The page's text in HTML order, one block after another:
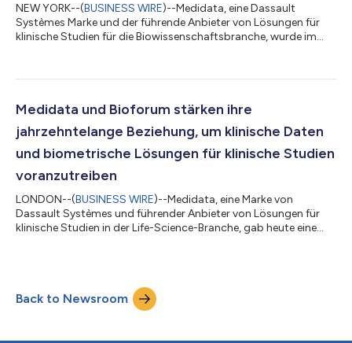
NEW YORK--(BUSINESS WIRE)--Medidata, eine Dassault
Systèmes Marke und der führende Anbieter von Lösungen für
klinische Studien für die Biowissenschaftsbranche, wurde im
Produktbewertung 2024 der Everest Group als führend
des Markteinflusses ihrer Produkte und deren Fähigkeit,
Medidata Rave CTMS führt d...
Medidata und Bioforum stärken ihre
jahrzehntelange Beziehung, um klinische Daten
und biometrische Lösungen für klinische Studien
voranzutreiben
LONDON--(BUSINESS WIRE)--Medidata, eine Marke von
Dassault Systèmes und führender Anbieter von Lösungen für
klinische Studien in der Life-Science-Branche, gab heute eine
einem Jahrzehnt der Zusammenarbeit bietet die erweiterte
Partnerschaft den Biotech-Kunden von Bioforum einen breiteren
Zugang zu Medidatas KI-gestützter Te...
Back to Newsroom